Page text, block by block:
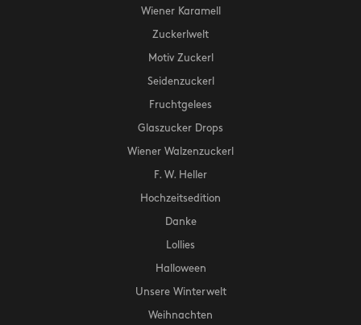
Wiener Karamell
Zuckerlwelt
Motiv Zuckerl
Seidenzuckerl
Fruchtgelees
Glaszucker Drops
Wiener Walzenzuckerl
F. W. Heller
Hochzeitsedition
Danke
Lollies
Halloween
Unsere Winterwelt
Weihnachten